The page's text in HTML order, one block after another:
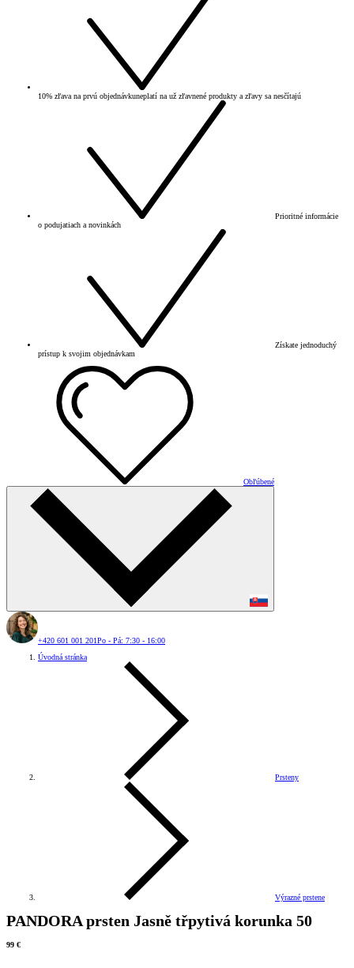
10% zľava na prvú objednávkuneplatí na už zľavnené produkty a zľavy sa nesčítajú
Prioritné informácie
o podujatiach a novinkách
Získate jednoduchý
prístup k svojim objednávkam
Obľúbené
+420 601 001 201Po - Pá: 7:30 - 16:00
Úvodná stránka
Prsteny
Výrazné prstene
PANDORA prsten Jasně třpytivá korunka 50
99 €